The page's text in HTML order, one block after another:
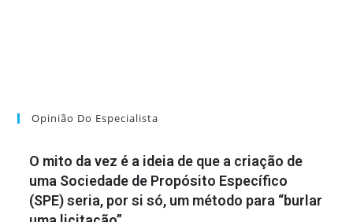
Opinião Do Especialista
O mito da vez é a ideia de que a criação de
uma Sociedade de Propósito Específico
(SPE) seria, por si só, um método para “burlar